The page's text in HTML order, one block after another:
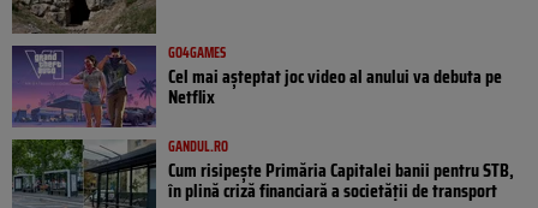
GO4GAMES
Cel mai așteptat joc video al anului va debuta pe
Netflix
GANDUL.RO
Cum risipește Primăria Capitalei banii pentru STB,
în plină criză financiară a societății de transport